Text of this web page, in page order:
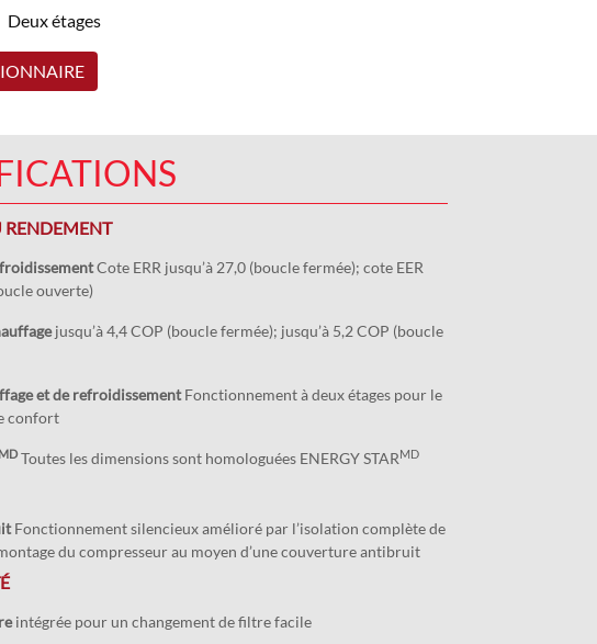
Deux étages
RENDEMENT
Cote ERR jusqu’à 27,0 (boucle fermée); cote EER
ouverte)
jusqu’à 4,4 COP (boucle fermée); jusqu’à 5,2 COP (boucle
et de refroidissementFonctionnement à deux étages pour le
confort
Toutes les dimensions sont homologuées ENERGY STARMD
Fonctionnement silencieux amélioré par l’isolation complète de
du compresseur au moyen d’une couverture antibruit
intégrée pour un changement de filtre facile